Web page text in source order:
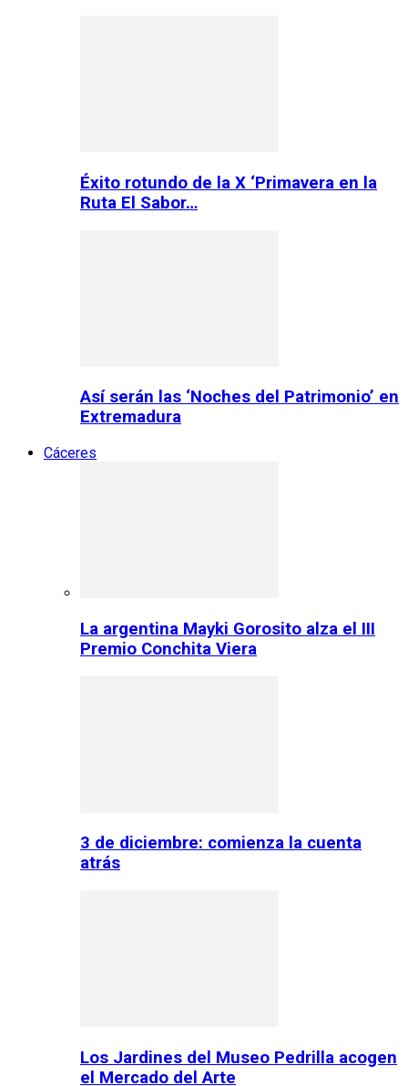
Éxito rotundo de la X ‘Primavera en la
Ruta El Sabor…
Así serán las ‘Noches del Patrimonio’ en
Extremadura
Cáceres
La argentina Mayki Gorosito alza el III
Premio Conchita Viera
3 de diciembre: comienza la cuenta
atrás
Los Jardines del Museo Pedrilla acogen
el Mercado del Arte